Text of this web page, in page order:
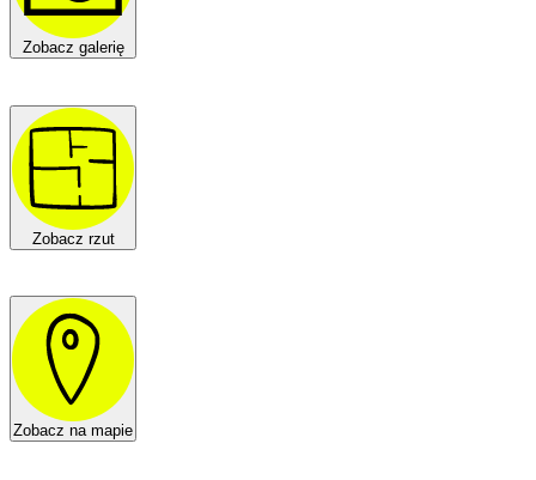
Zobacz galerię
Zobacz rzut
Zobacz na mapie